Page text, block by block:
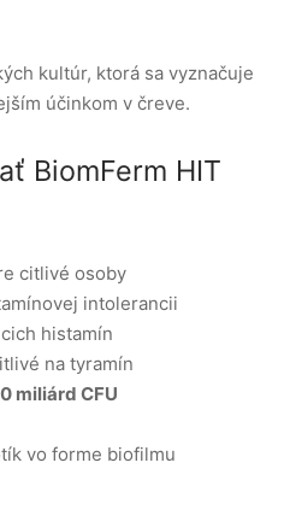
kultúr, ktorá sa vyznačuje
účinkom v čreve.
BiomFerm HIT
citlivé osoby
intolerancii
histamín
na tyramín
miliárd CFU
vo forme biofilmu